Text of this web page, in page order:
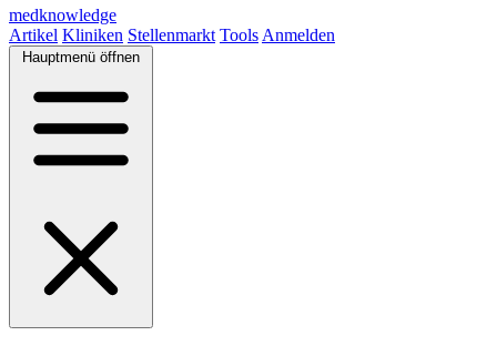
medknowledge
Artikel Kliniken Stellenmarkt Tools Anmelden
Hauptmenü öffnen